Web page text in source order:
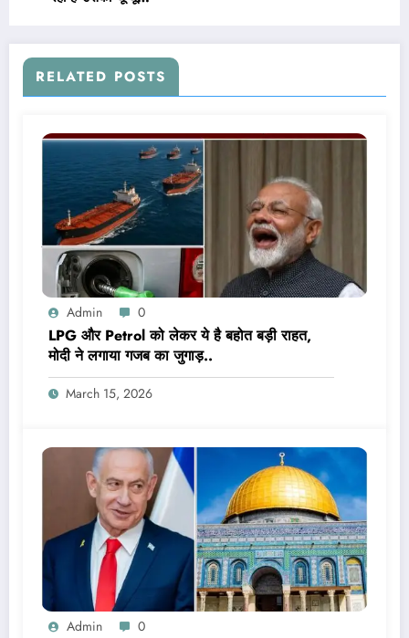
RELATED POSTS
Admin 0
LPG और Petrol को लेकर ये है बहोत बड़ी राहत,
मोदी ने लगाया गजब का जुगाड़..
March 15, 2026
Admin 0